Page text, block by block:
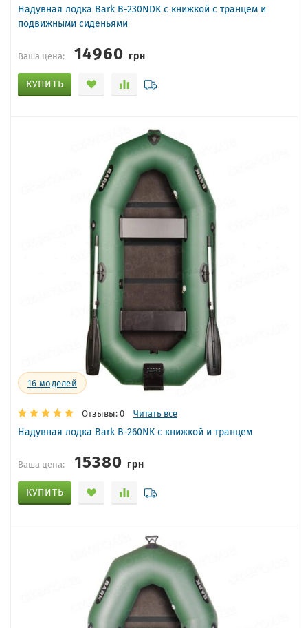
Надувная лодка Bark B-230NDK с книжкой с транцем и
подвижными сиденьями
Ваша цена: 14960грн
КУПИТЬ
16 моделей
Отзывы: 0 Читать все
Надувная лодка Bark B-260NK с книжкой и транцем
Ваша цена: 15380грн
КУПИТЬ